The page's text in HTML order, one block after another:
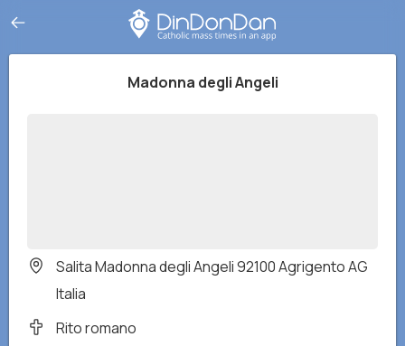
Madonna degli Angeli
Salita Madonna degli Angeli 92100 Agrigento AG
Italia
Rito romano